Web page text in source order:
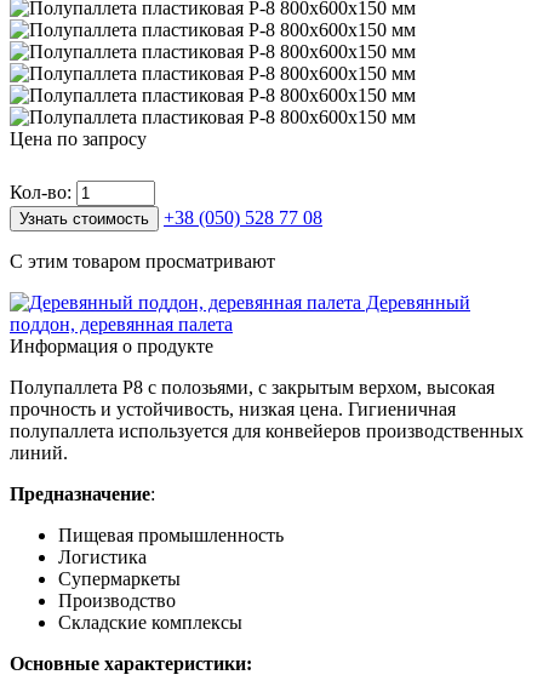
Цена по запросу
Кол-во:
Узнать стоимость +38 (050) 528 77 08
С этим товаром просматривают
Деревянный
поддон, деревянная палета
Информация о продукте
Полупаллета P8 с полозьями, с закрытым верхом, высокая
прочность и устойчивость, низкая цена. Гигиеничная
полупаллета используется для конвейеров производственных
линий.
Предназначение:
Пищевая промышленность
Логистика
Супермаркеты
Производство
Складские комплексы
Основные характеристики: